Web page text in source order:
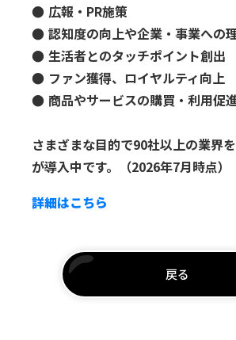
● 広報・PR施策
● 認知度の向上や企業・事業への
● 生活者とのタッチポイント創出
● ファン獲得、ロイヤルティ向上
● 商品やサービスの購買・利用促
さまざまな目的で90社以上の業界
が導入中です。（2026年7月時点）
詳細はこちら
戻る